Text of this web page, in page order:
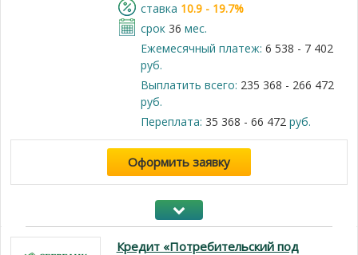
cтавка 10.9 - 19.7%
срок 36 мес.
Ежемесячный платеж: 6 538 - 7 402
руб.
Выплатить всего: 235 368 - 266 472
руб.
Переплата: 35 368 - 66 472руб.
Оформить заявку
Кредит «Потребительский под